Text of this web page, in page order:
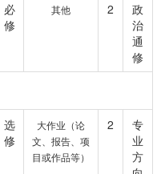
必
修
其他 2
政
治
通
修
选
修
大作业（论
文、报告、项
目或作品等）
2
专
业
方